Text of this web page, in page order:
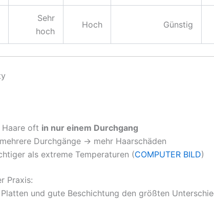
Sehr
hoch
Hoch Günstig
oft in nur einem Durchgang
Durchgänge → mehr Haarschäden
als extreme Temperaturen (COMPUTER BILD)
Praxis:
und gute Beschichtung den größten